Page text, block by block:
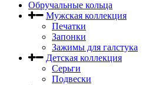
Обручальные кольца
Мужская коллекция
Печатки
Запонки
Зажимы для галстука
Детская коллекция
Серьги
Подвески